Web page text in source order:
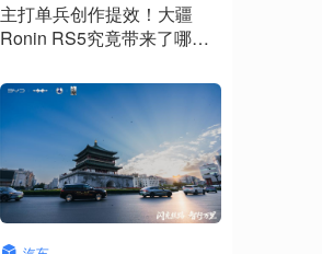
主打单兵创作提效！大疆
Ronin RS5究竟带来了哪些